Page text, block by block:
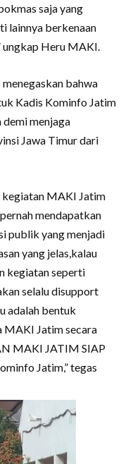
saja yang
lainnya berkenaan
ungkap Heru MAKI.
bahwa
Kadis Kominfo Jatim
menjaga
Jawa Timur dari
kegiatan MAKI Jatim
mendapatkan
publik yang menjadi
yang jelas,kalau
kegiatan seperti
selalu disupport
adalah bentuk
MAKI Jatim secara
MAKI JATIM SIAP
Jatim,” tegas